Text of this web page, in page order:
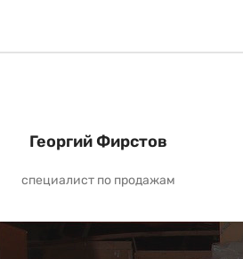
Георгий Фирстов
специалист по продажам